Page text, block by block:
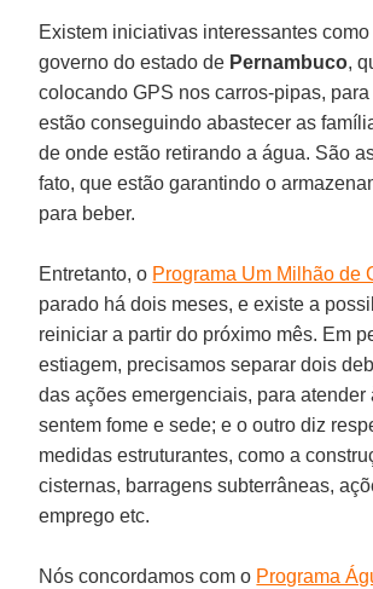
Existem iniciativas interessantes
governo do estado de Pernambuco,
colocando GPS nos carros-pipas,
estão conseguindo abastecer as
de onde estão retirando a água. São
fato, que estão garantindo o
para beber.
Entretanto, o Programa Um Milhão de
parado há dois meses, e existe a
reiniciar a partir do próximo mês. Em
estiagem, precisamos separar dois
das ações emergenciais, para atender
sentem fome e sede; e o outro diz
medidas estruturantes, como a
cisternas, barragens subterrâneas,
emprego etc.
Nós concordamos com o Programa